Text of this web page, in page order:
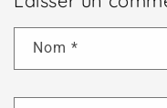
Nom *